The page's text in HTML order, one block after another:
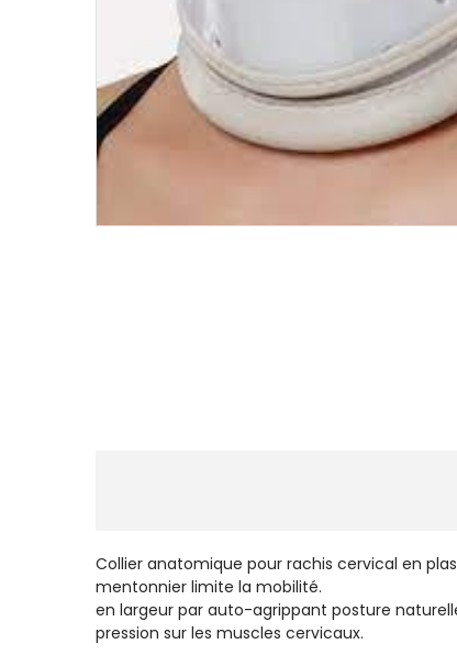
Collier
mentonnier
en largeur par auto-
pression sur les muscles cervicaux.